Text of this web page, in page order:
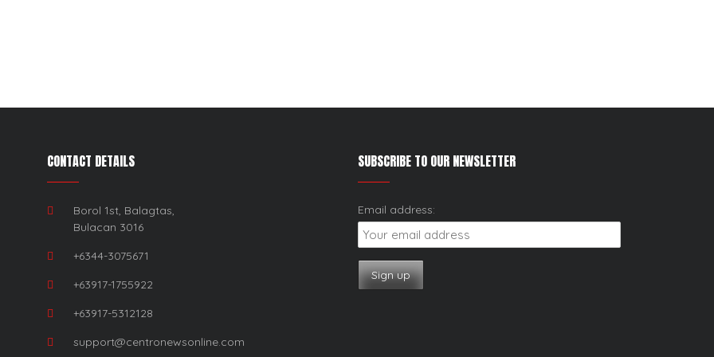
CONTACT DETAILS
Borol 1st, Balagtas,
Bulacan 3016
+6344-3075671
+63917-1755922
+63917-5312128
support@centronewsonline.com
SUBSCRIBE TO OUR NEWSLETTER
Email address: